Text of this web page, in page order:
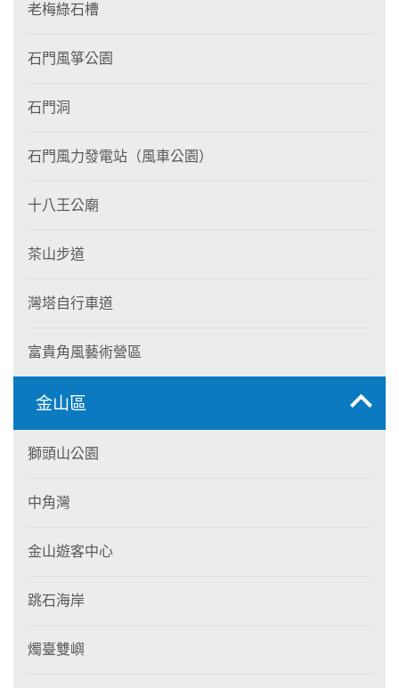
老梅綠石槽
石門風箏公園
石門洞
石門風力發電站（風車公園）
十八王公廟
茶山步道
灣塔自行車道
富貴角風藝術營區
金山區
獅頭山公園
中角灣
金山遊客中心
跳石海岸
燭臺雙嶼